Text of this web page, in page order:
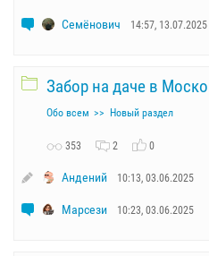
Семёнович 14:57, 13.07.2025
Забор на даче в
Обо всем Новый раздел
353 2 0
Андений 10:13, 03.06.2025
Марсези 10:23, 03.06.2025